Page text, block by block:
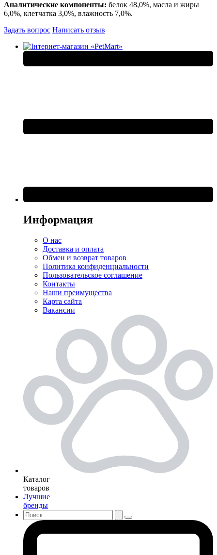
Аналитические компоненты: белок 48,0%, масла и жиры
6,0%, клетчатка 3,0%, влажность 7,0%.
Задать вопрос Написать отзыв
Информация
О нас
Доставка и оплата
Обмен и возврат товаров
Политика конфиденциальности
Пользовательское соглашение
Контакты
Наши преимущества
Карта сайта
Вакансии
Каталог
товаров
Лучшие
бренды